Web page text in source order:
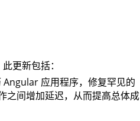
更新包括：
应用程序，修复罕见的
之间增加延迟，从而提高总体成